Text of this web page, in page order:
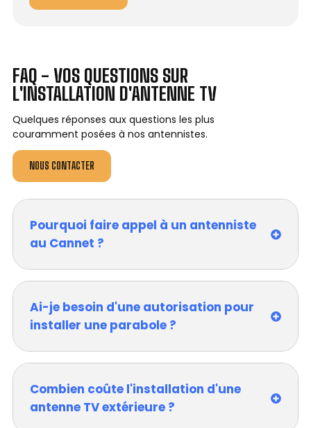
FAQ - VOS QUESTIONS SUR
L'INSTALLATION D'ANTENNE TV
Quelques réponses aux questions les plus
couramment posées à nos antennistes.
NOUS CONTACTER
Pourquoi faire appel à un antenniste
au Cannet ?
Ai-je besoin d'une autorisation pour
installer une parabole ?
Combien coûte l'installation d'une
antenne TV extérieure ?